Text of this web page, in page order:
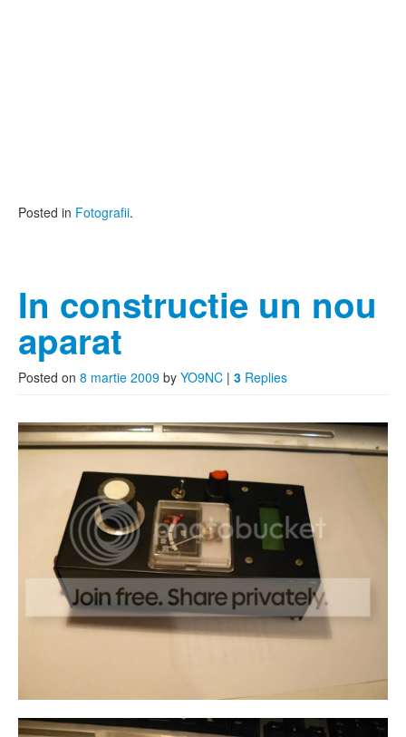
Posted in Fotografii.
In constructie un nou
aparat
Posted on 8 martie 2009 by YO9NC | 3 Replies